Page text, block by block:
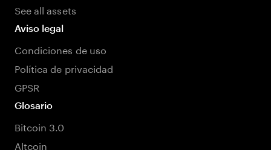
See all assets
Aviso legal
Condiciones de uso
Política de privacidad
GPSR
Glosario
Bitcoin 3.0
Altcoin